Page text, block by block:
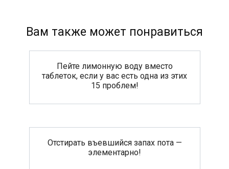
Вам также может понравиться
Пейте лимонную воду вместо
таблеток, если у вас есть одна из этих
15 проблем!
Отстирать въевшийся запах пота —
элементарно!